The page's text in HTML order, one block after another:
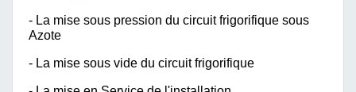
- La mise sous pression du circuit frigorifique sous
Azote
- La mise sous vide du circuit frigorifique